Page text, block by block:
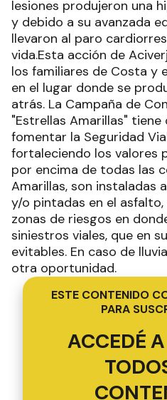
lesiones produjeron una
y debido a su avanzada
llevaron al paro
vida.Esta acción de
los familiares de Costa y
en el lugar donde se
atrás. La Campaña de
"Estrellas Amarillas"
fomentar la Seguridad
fortaleciendo los valores
por encima de todas las
Amarillas, son instaladas
y/o pintadas en el
zonas de riesgos en
siniestros viales, que en
evitables. En caso de
otra oportunidad.
ESTE CONTENIDO
PARA
ACCEDÉ